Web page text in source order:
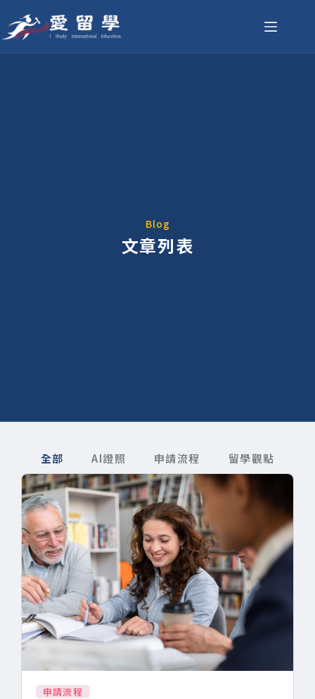
Blog
文章列表
AI證照 申請流程 留學觀點
全部
申請流程